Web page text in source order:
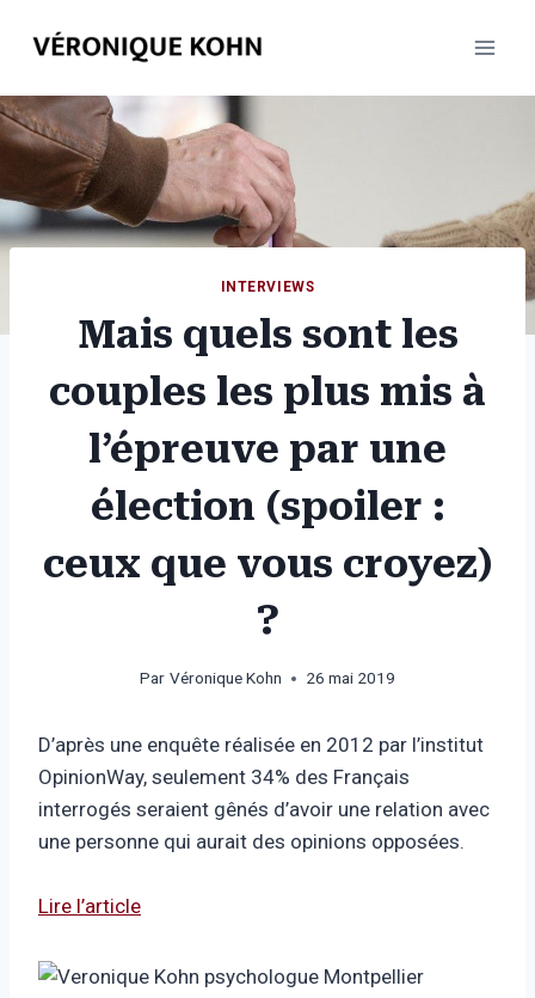
INTERVIEWS
Mais quels sont les
couples les plus mis à
l’épreuve par une
élection (spoiler :
ceux que vous croyez)
?
Par Véronique Kohn 26 mai 2019
D’après une enquête réalisée en 2012 par l’institut
OpinionWay, seulement 34% des Français
interrogés seraient gênés d’avoir une relation avec
une personne qui aurait des opinions opposées.
Lire l’article